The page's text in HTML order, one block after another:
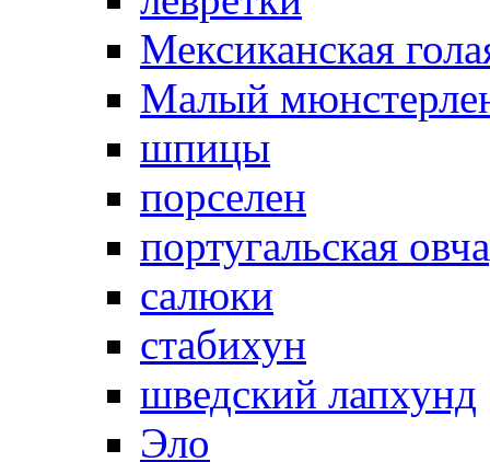
Мексиканская
Малый
шпицы
порселен
португальская
салюки
стабихун
шведский лапхунд
Эло